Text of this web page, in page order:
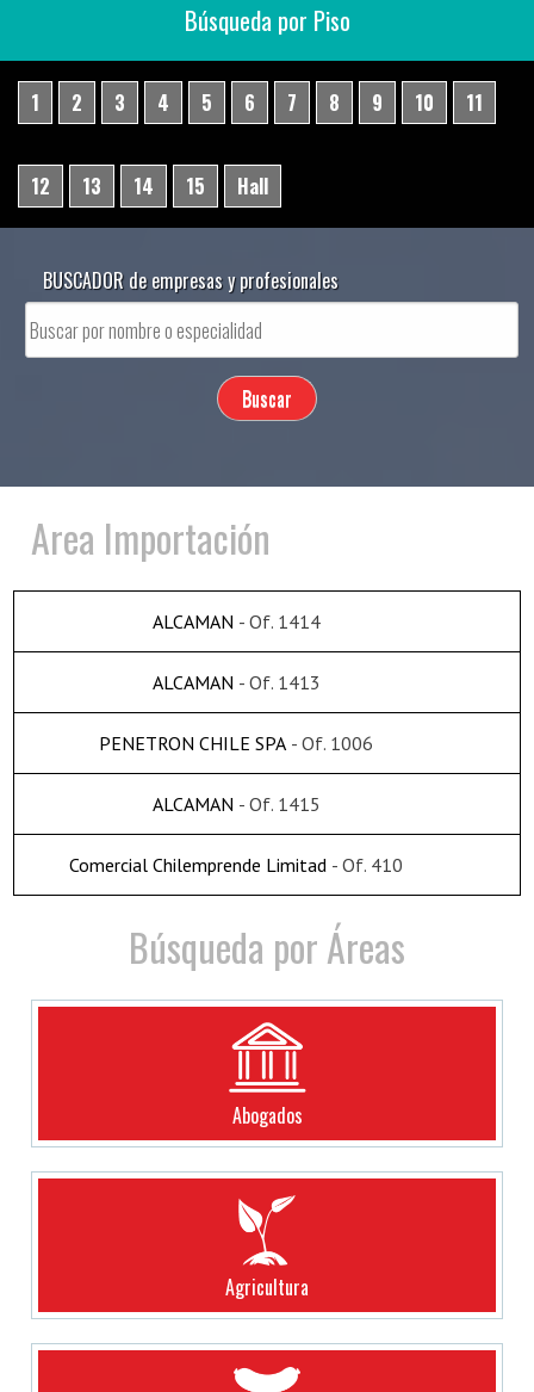
Búsqueda por Piso
1 2 3 4 5 6 7 8 9 10 11
12 13 14 15 Hall
BUSCADOR de empresas y profesionales
Area Importación
ALCAMAN - Of. 1414
ALCAMAN - Of. 1413
PENETRON CHILE SPA - Of. 1006
ALCAMAN - Of. 1415
Comercial Chilemprende Limitad - Of. 410
Búsqueda por Áreas
Abogados
Agricultura